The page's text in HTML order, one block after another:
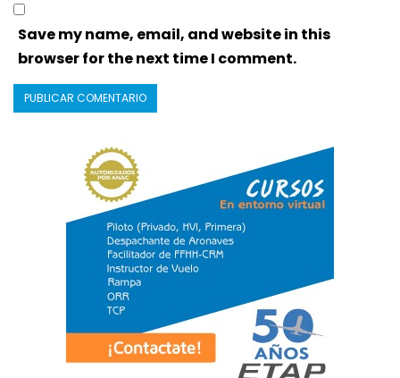
Save my name, email, and website in this
browser for the next time I comment.